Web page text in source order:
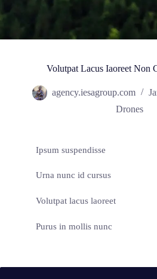
Volutpat Lacus Iaoreet Non
agency.iesagroup.com
Drones
Ipsum suspendisse
Urna nunc id cursus
Volutpat lacus laoreet
Purus in mollis nunc